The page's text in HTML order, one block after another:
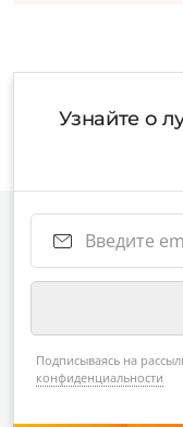
Узнайте о
Подписываясь на
конфиденциальности